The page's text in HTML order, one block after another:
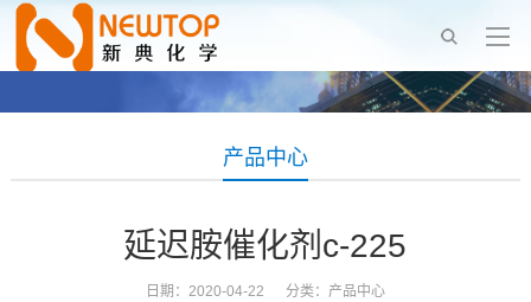
产品中心
延迟胺催化剂c-225
日期：2020-04-22 分类： 产品中心